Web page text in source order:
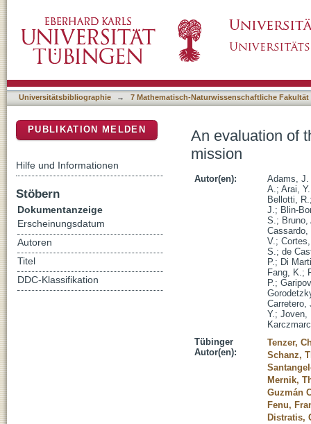
Universitätsbibliographie → 7 Mathematisch-Naturwissenschaftliche Fakultät
An evaluation of
mission
Autor(en):
Adams, J.
A.; Arai, Y.
Bellotti, R.
J.; Blin-
S.; Bruno,
Cassardo,
V.;
S.; de
P.; Di
Fang, K.;
P.;
Carretero,
Y.; Joven,
Tübinger
Autor(en):
Tenzer,
Schanz,
Mernik,
Guzmán
Fenu,
Distratis,
PUBLIKATION MELDEN
Hilfe und Informationen
Stöbern
Dokumentanzeige
Erscheinungsdatum
Autoren
Titel
DDC-Klassifikation